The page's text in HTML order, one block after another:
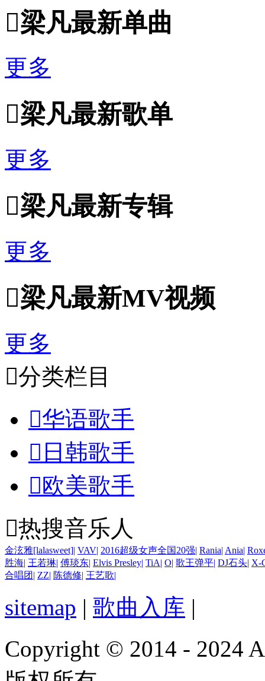
梁凡最新单曲
更多
梁凡最新歌单
更多
梁凡最新专辑
更多
梁凡最新MV视频
更多
分类栏目
华语歌手
 日韩歌手
欧美歌手
热搜音乐人
金泫雅[lalasweet]| VAV| 2016超级女声全国20强| Rania| Ania|
胜海| 王若琳| 傅琰东| Elvis Presley| TiA| O| 歌王弹平| DJ石头| X-
合唱团 | ZZ| 陈德修| 王艺歌|
sitemap | 歌曲入库 |
Copyright © 2014 - 2024